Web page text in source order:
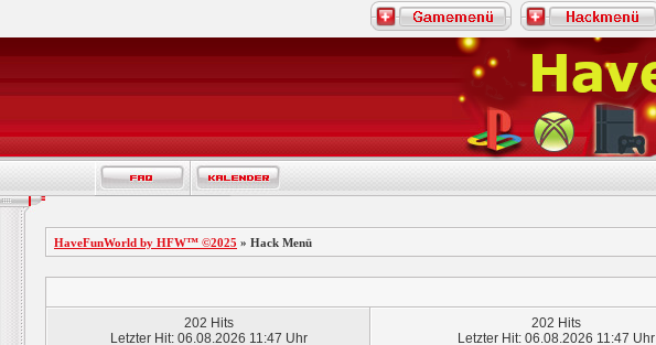
HaveFunWorld by HFW™ ©2025 » Hack Menü
202 Hits
Letzter Hit: 06.08.2026 11:47 Uhr
202 Hits
Letzter Hit: 06.08.2026 11:47 Uhr